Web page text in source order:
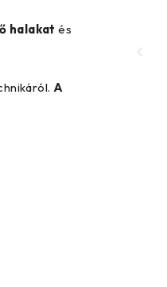
halakat és
A